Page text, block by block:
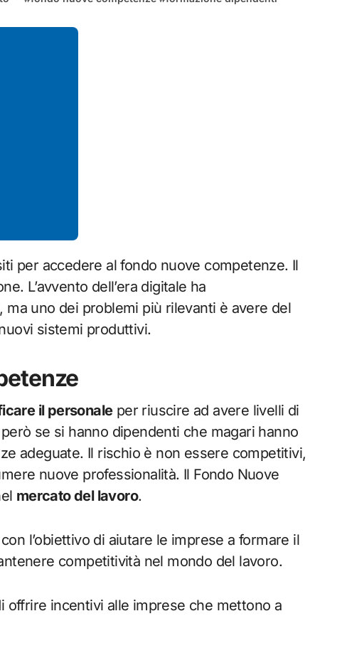
L’avvento dell’era digitale ha
uno dei problemi più rilevanti è avere del
sistemi produttivi.
il personaleper riuscire ad avere livelli di
se si hanno dipendenti che magari hanno
adeguate. Il rischio è non essere competitivi,
nuove professionalità. Il Fondo Nuove
mercato del lavoro.
l’obiettivo di aiutare le imprese a formare il
competitività nel mondo del lavoro.
offrire incentivi alle imprese che mettono a